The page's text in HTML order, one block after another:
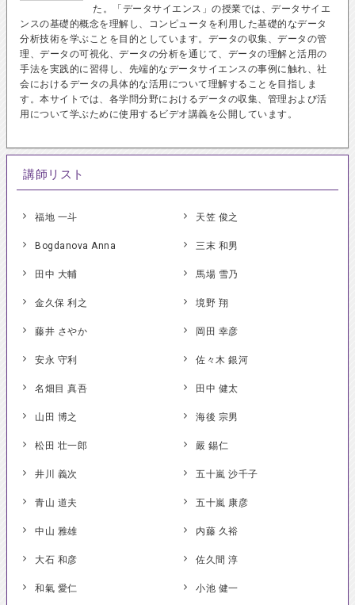
た。「データサイエンス」の授業では、データサイエ
ンスの基礎的概念を理解し、コンピュータを利用した基礎的なデータ
分析技術を学ぶことを目的としています。データの収集、データの管
理、データの可視化、データの分析を通じて、データの理解と活用の
手法を実践的に習得し、先端的なデータサイエンスの事例に触れ、社
会におけるデータの具体的な活用について理解することを目指しま
す。本サイトでは、各学問分野におけるデータの収集、管理および活
用について学ぶために使用するビデオ講義を公開しています。
講師リスト
福地 一斗 天笠 俊之
Bogdanova Anna 三末 和男
田中 大輔 馬場 雪乃
金久保 利之 境野 翔
藤井 さやか 岡田 幸彦
安永 守利 佐々木 銀河
名畑目 真吾 田中 健太
山田 博之 海後 宗男
松田 壮一郎 嚴 錫仁
井川 義次 五十嵐 沙千子
青山 道夫 五十嵐 康彦
中山 雅雄 内藤 久裕
大石 和彦 佐久間 淳
和氣 愛仁 小池 健一